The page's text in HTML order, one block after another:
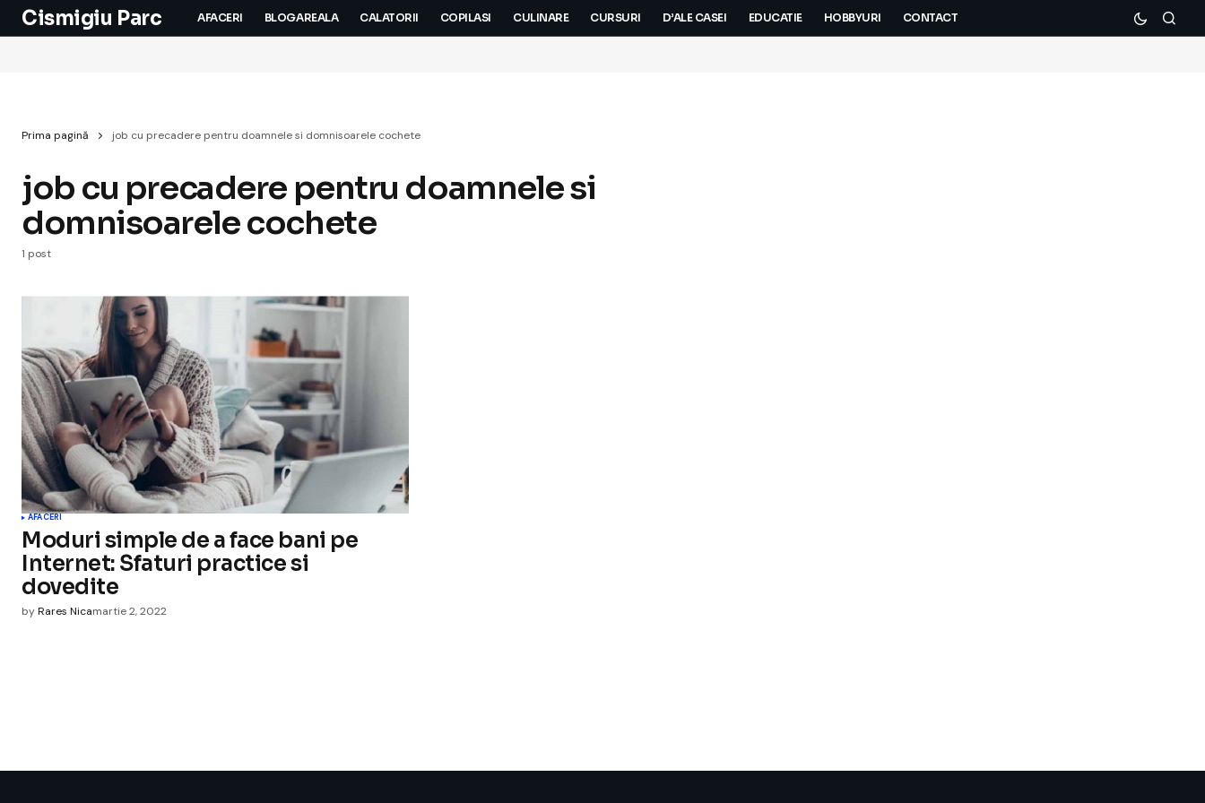
Cismigiu Parc AFACERI BLOGAREALA CALATORII COPILASI CULINARE CURSURI D’ALE CASEI EDUCATIE HOBBYURI CONTACT
Prima pagină job cu precadere pentru doamnele si domnisoarele cochete
job cu precadere pentru doamnele si
domnisoarele cochete
1 post
AFACERI
Moduri simple de a face bani pe
Internet: Sfaturi practice si
dovedite
byRares Nicamartie 2, 2022